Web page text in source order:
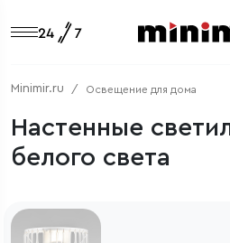
Minimir.ru Освещение для дома
Настенные
белого света